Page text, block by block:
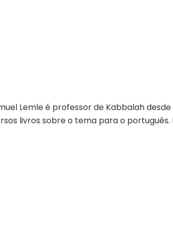
Lemle é professor de Kabbalah
livros sobre o tema para o